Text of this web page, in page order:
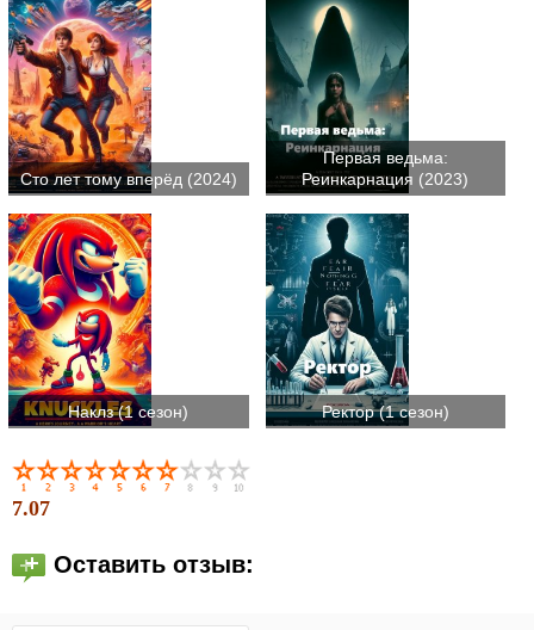
Сто лет тому вперёд (2024)
Первая ведьма:
Реинкарнация (2023)
Наклз (1 сезон) Ректор (1 сезон)
7.07
Оставить отзыв: